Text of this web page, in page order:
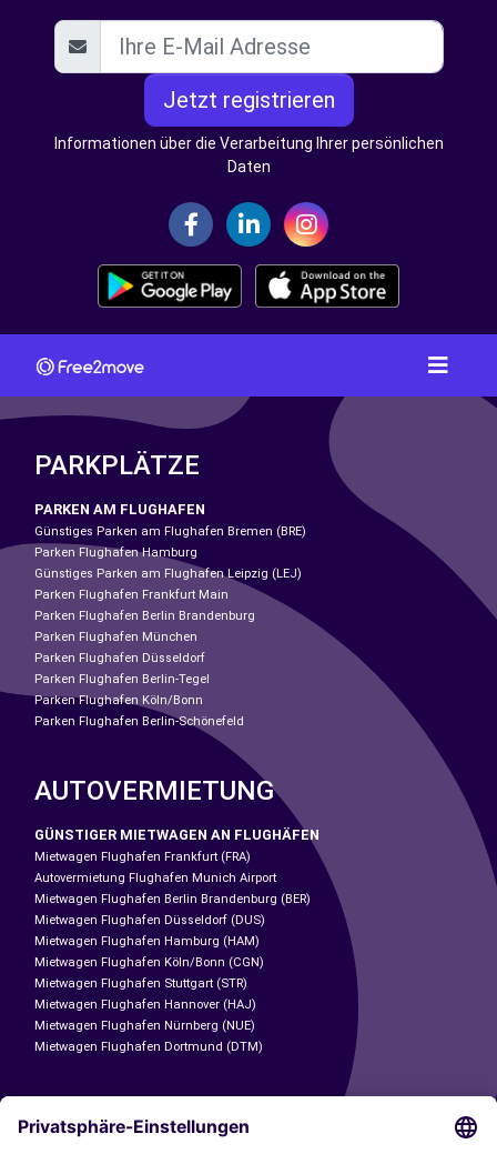
Jetzt registrieren
Informationen über die Verarbeitung Ihrer persönlichen
Daten
PARKPLÄTZE
PARKEN AM FLUGHAFEN
Günstiges Parken am Flughafen Bremen (BRE)
Parken Flughafen Hamburg
Günstiges Parken am Flughafen Leipzig (LEJ)
Parken Flughafen Frankfurt Main
Parken Flughafen Berlin Brandenburg
Parken Flughafen München
Parken Flughafen Düsseldorf
Parken Flughafen Berlin-Tegel
Parken Flughafen Köln/Bonn
Parken Flughafen Berlin-Schönefeld
AUTOVERMIETUNG
GÜNSTIGER MIETWAGEN AN FLUGHÄFEN
Mietwagen Flughafen Frankfurt (FRA)
Autovermietung Flughafen Munich Airport
Mietwagen Flughafen Berlin Brandenburg (BER)
Mietwagen Flughafen Düsseldorf (DUS)
Mietwagen Flughafen Hamburg (HAM)
Mietwagen Flughafen Köln/Bonn (CGN)
Mietwagen Flughafen Stuttgart (STR)
Mietwagen Flughafen Hannover (HAJ)
Mietwagen Flughafen Nürnberg (NUE)
Mietwagen Flughafen Dortmund (DTM)
CARSHARING